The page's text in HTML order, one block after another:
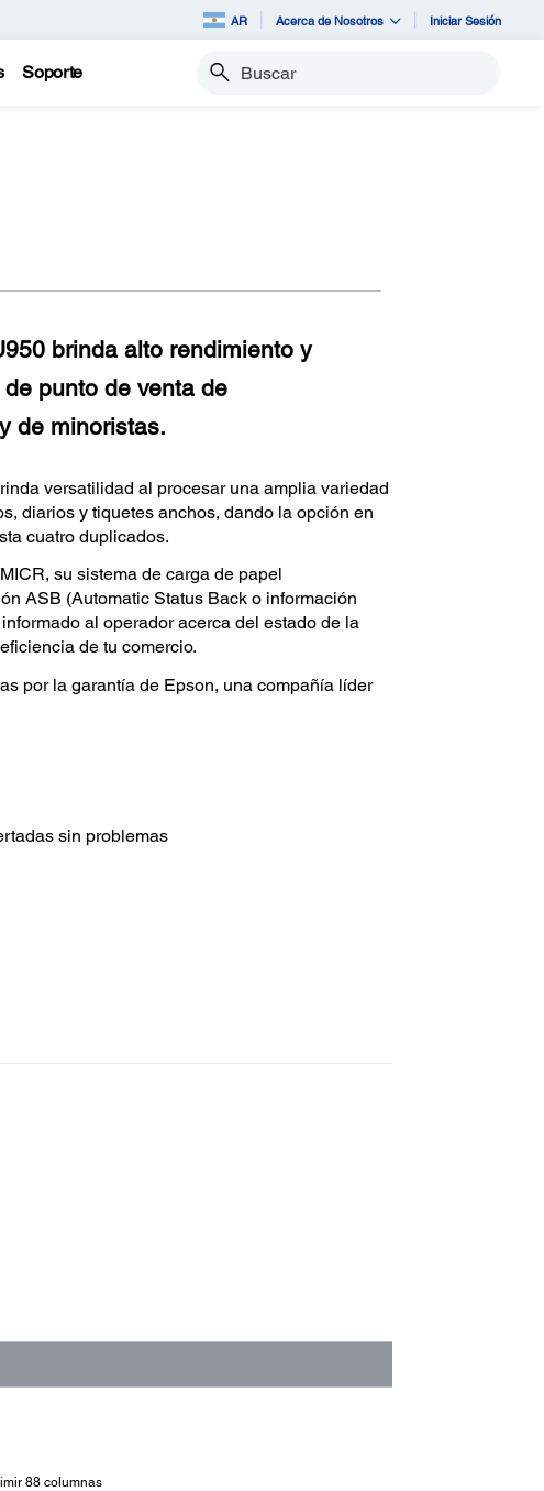
AR Acerca de Nosotros Iniciar Sesión
Soporte Buscar
brinda alto rendimiento y
punto de venta de
de minoristas.
versatilidad al procesar una amplia variedad
diarios y tiquetes anchos, dando la opción en
cuatro duplicados.
su sistema de carga de papel
ASB (Automatic Status Back o información
al operador acerca del estado de la
de tu comercio.
por la garantía de Epson, una compañía líder
sin problemas
88 columnas